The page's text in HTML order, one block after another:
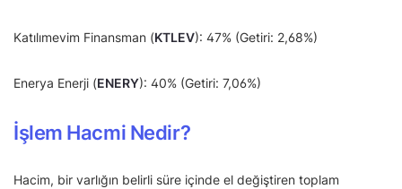
Katılımevim Finansman (KTLEV): 47% (Getiri: 2,68%)
Enerya Enerji (ENERY): 40% (Getiri: 7,06%)
İşlem Hacmi Nedir?
Hacim, bir varlığın belirli süre içinde el değiştiren toplam